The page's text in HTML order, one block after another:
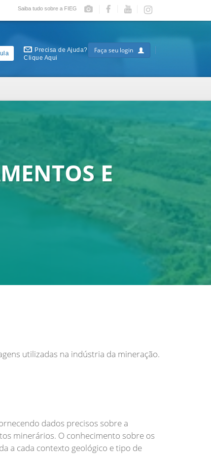
Saiba tudo sobre a FIEG
Precisa de Ajuda?
Clique Aqui
Faça seu login
E
utilizadas na indústria da mineração.
dados precisos sobre a
minerários. O conhecimento sobre os
a cada contexto geológico e tipo de